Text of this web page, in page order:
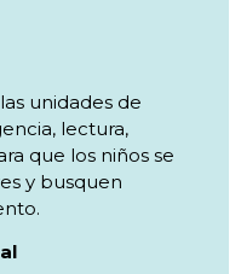
unidades de
lectura,
que los niños se
y busquen